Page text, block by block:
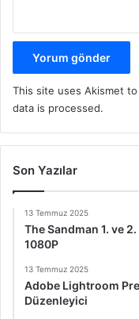
This site uses Akismet
data is processed.
Son Yazılar
13 Temmuz 2025
The Sandman 1. ve
1080P
13 Temmuz 2025
Adobe Lightroom
Düzenleyici